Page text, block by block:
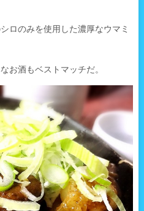
ロのみを使用した濃厚なウマミ
お酒もベストマッチだ。